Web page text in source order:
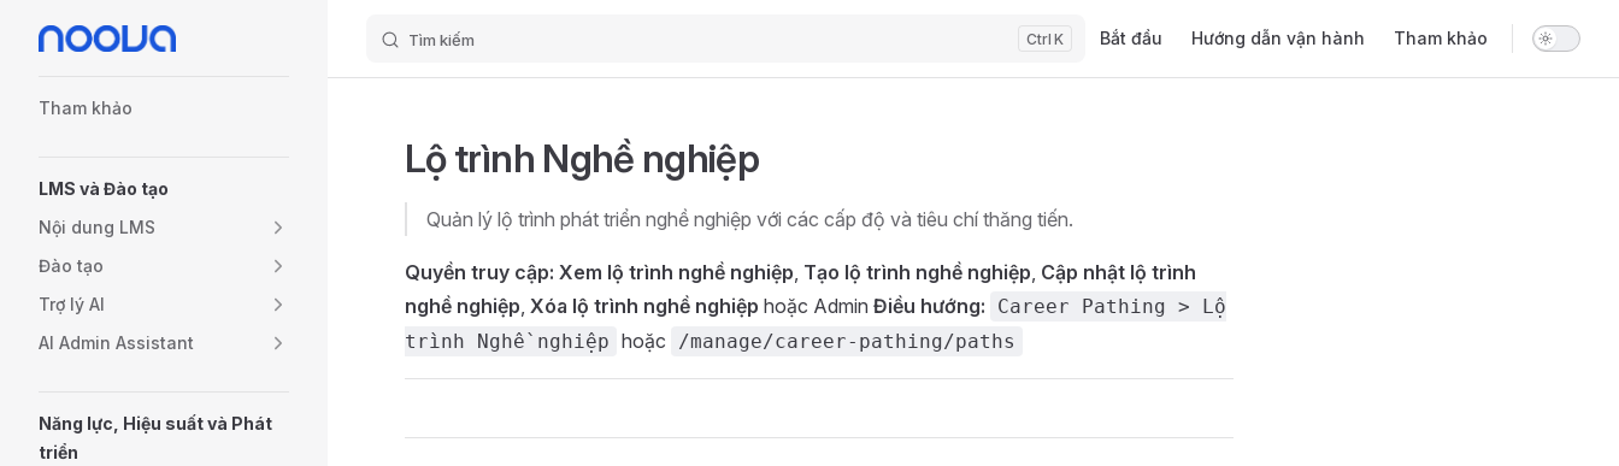
Skip to content Tìm kiếm K Bắt đầu Hướng dẫn vận hành Tham khảo
Tham khảo
LMS và Đào tạo
Nội dung LMS
Đào tạo
Trợ lý AI
AI Admin Assistant
Năng lực, Hiệu suất và Phát
triển
Lộ trình Nghề nghiệp
Quản lý lộ trình phát triển nghề nghiệp với các cấp độ và tiêu chí thăng tiến.
Quyền truy cập: Xem lộ trình nghề nghiệp, Tạo lộ trình nghề nghiệp, Cập nhật lộ trình
nghề nghiệp, Xóa lộ trình nghề nghiệp hoặc Admin Điều hướng:
Career Pathing > Lộ
trình Nghề nghiệp hoặc /manage/career-pathing/paths